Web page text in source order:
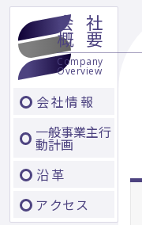
会社
概 要
Company
Overview
会社情報
一般事業主行
動計画
沿革
アクセス